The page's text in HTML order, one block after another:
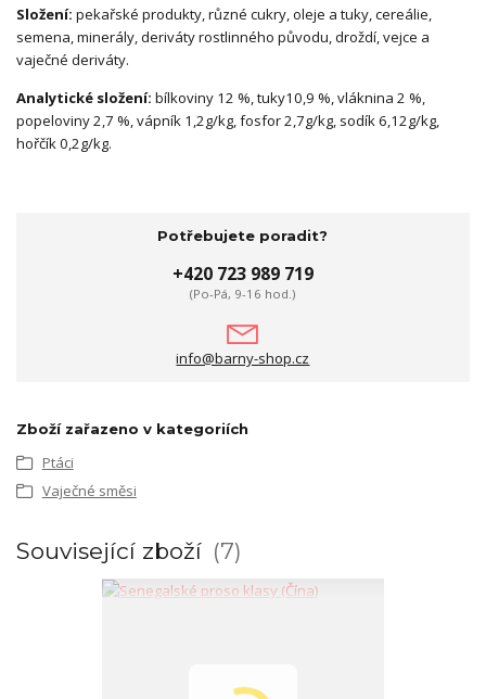
Složení: pekařské produkty, různé cukry, oleje a tuky, cereálie,
semena, minerály, deriváty rostlinného původu, droždí, vejce a
vaječné deriváty.
Analytické složení: bílkoviny 12 %,tuky10,9 %, vláknina 2 %,
popeloviny2,7 %, vápník 1,2g/kg, fosfor 2,7g/kg, sodík 6,12g/kg,
hořčík 0,2g/kg.
Potřebujete poradit?
+420 723 989 719
(Po-Pá, 9-16 hod.)
info@barny-shop.cz
Zboží zařazeno v kategoriích
Ptáci
Vaječné směsi
Související zboží 7